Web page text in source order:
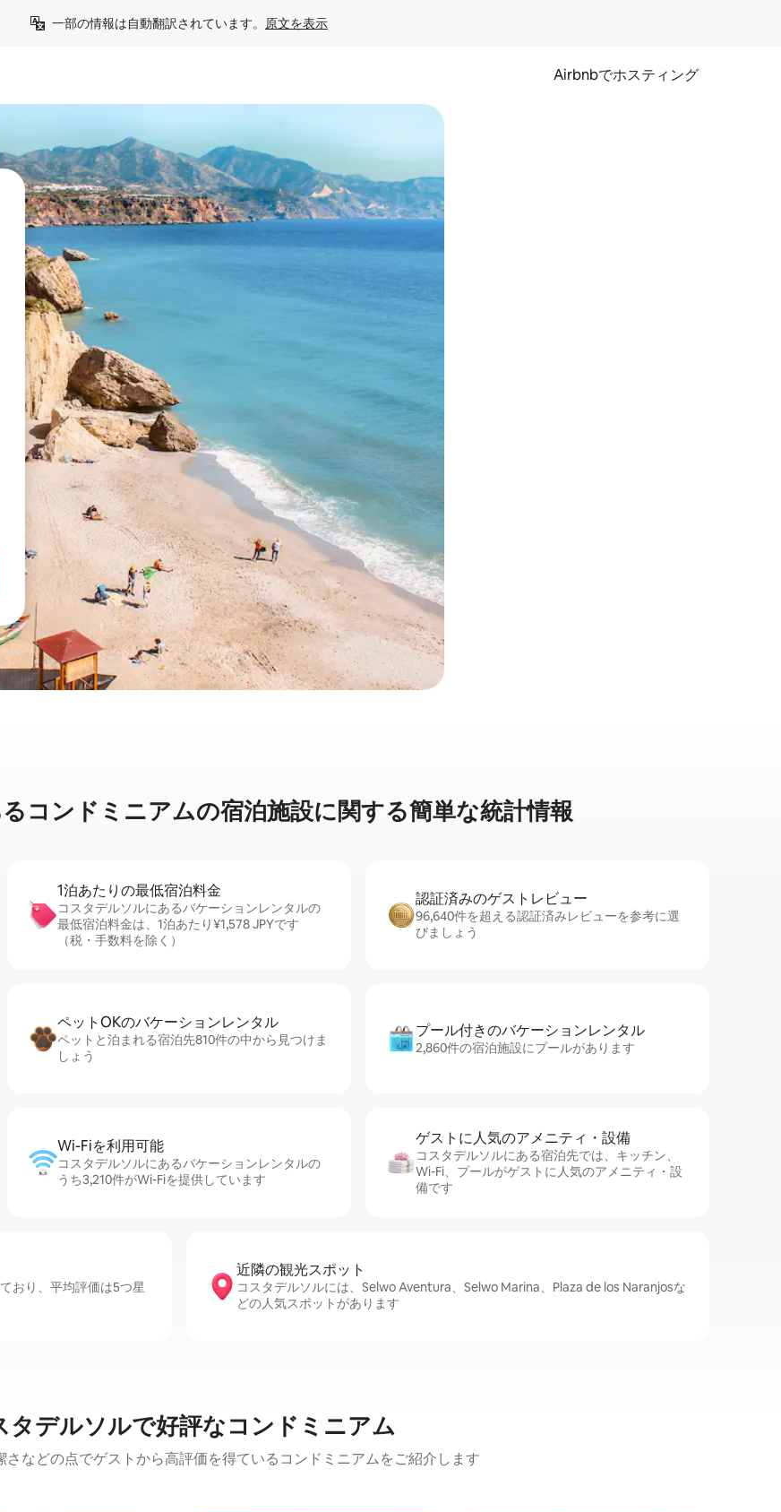
一部の情報は自動翻訳されています。 原文を表示
Airbnbでホスティング
るか、画面をタッチまたはスワイプして検索結果を確認することができます。
コ⁠ン⁠ド⁠ミ⁠ニ⁠ア⁠ム⁠の宿⁠泊⁠施⁠設⁠に関⁠す⁠る簡⁠単⁠な統⁠計⁠情⁠報
1泊あたりの最⁠低⁠宿⁠泊⁠料⁠金
コスタデルソルにあるバケーションレンタルの
最低宿泊料金は、1泊あたり¥1,578 JPYです
（税・手数料を除く）
認証済みのゲ⁠ス⁠ト⁠レ⁠ビ⁠ュ⁠ー
96,640件を超える認証済みレビューを参考に選
びましょう
ペットOKのバ⁠ケ⁠ー⁠シ⁠ョ⁠ンレ⁠ン⁠タ⁠ル
ペットと泊まれる宿泊先810件の中から見つけま
しょう
プール付きのバ⁠ケ⁠ー⁠シ⁠ョ⁠ンレ⁠ン⁠タ⁠ル
2,860件の宿泊施設にプールがあります
Wi-Fiを利⁠用⁠可⁠能
コスタデルソルにあるバケーションレンタルの
うち3,210件がWi-Fiを提供しています
ゲストに人⁠気⁠のア⁠メ⁠ニ⁠テ⁠ィ・設⁠備
コスタデルソルにある宿泊先では、キッチン、
Wi-Fi、プールがゲストに人気のアメニティ・設
備です
おり、平均評価は5つ星
近隣の観光ス⁠ポ⁠ッ⁠ト
コスタデルソルには、Selwo Aventura、Selwo Marina、Plaza de los Naranjosな
どの人気スポットがあります
タデルソルで好評なコンドミニアム
さなどの点でゲストから高評価を得ているコンドミニアムをご紹介します